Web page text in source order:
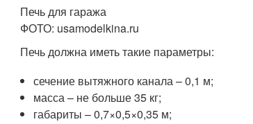
Печь для гаража
ФОТО: usamodelkina.ru
Печь должна иметь такие параметры:
сечение вытяжного канала – 0,1 м;
масса – не больше 35 кг;
габариты – 0,7×0,5×0,35 м;